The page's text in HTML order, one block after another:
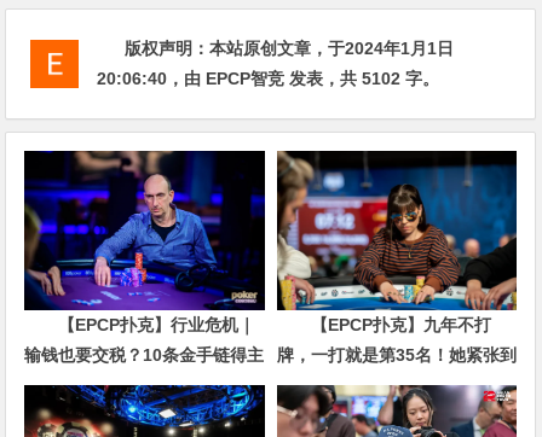
版权声明：本站原创文章，于2024年1月1日
20:06:40 ，由 EPCP智竞 发表，共 5102 字。
【EPCP扑克】行业危机｜
输钱也要交税？10条金手链得主
直言“扛不住”，主动砍掉四分之
三比赛
【EPCP扑克】九年不打
牌，一打就是第35名！她紧张到
脚悬空，但全世界以为她很淡定